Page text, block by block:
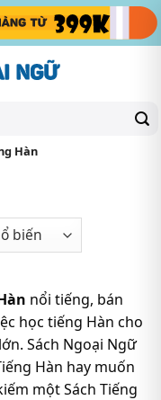
Hàn
nổi tiếng, bán
học tiếng Hàn cho
Sách Ngoại Ngữ
Hàn hay muốn
một Sách Tiếng